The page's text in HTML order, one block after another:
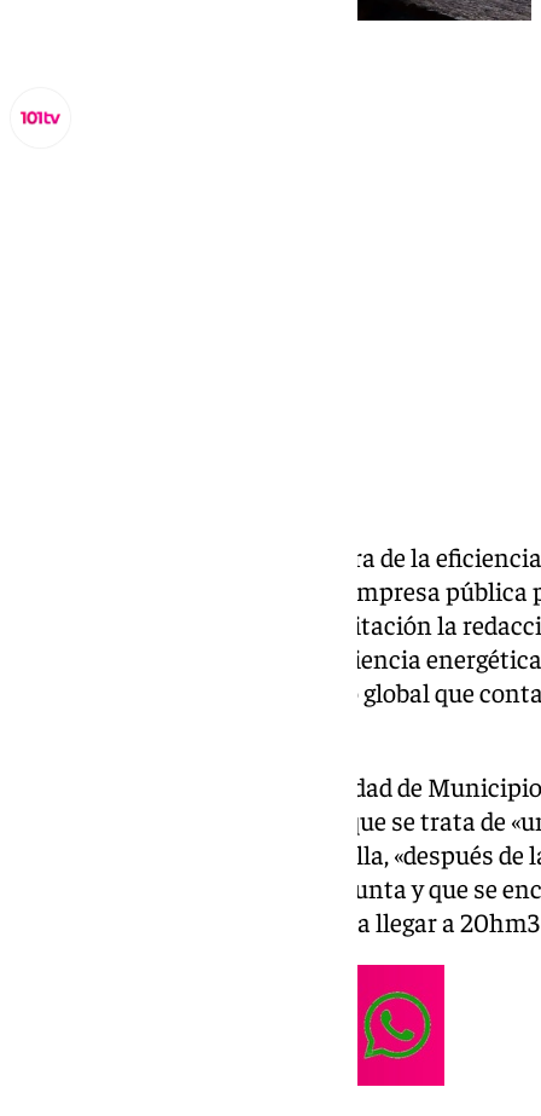
Acosol saca a licitación la mejora de la
Marbella por diez millones. La empresa
del agua, Acosol, ha sacado a licitación la
ejecución de la mejora de la eficiencia
(EDAM). Se trata de un proyecto global que
El presidente de la Mancomunidad de
Manuel Cardeña, ha explicado que se trata de
segura» para la EDAM de Marbella, «después
misma que está ejecutando la Junta y que se
segunda fase de ampliación para llegar a